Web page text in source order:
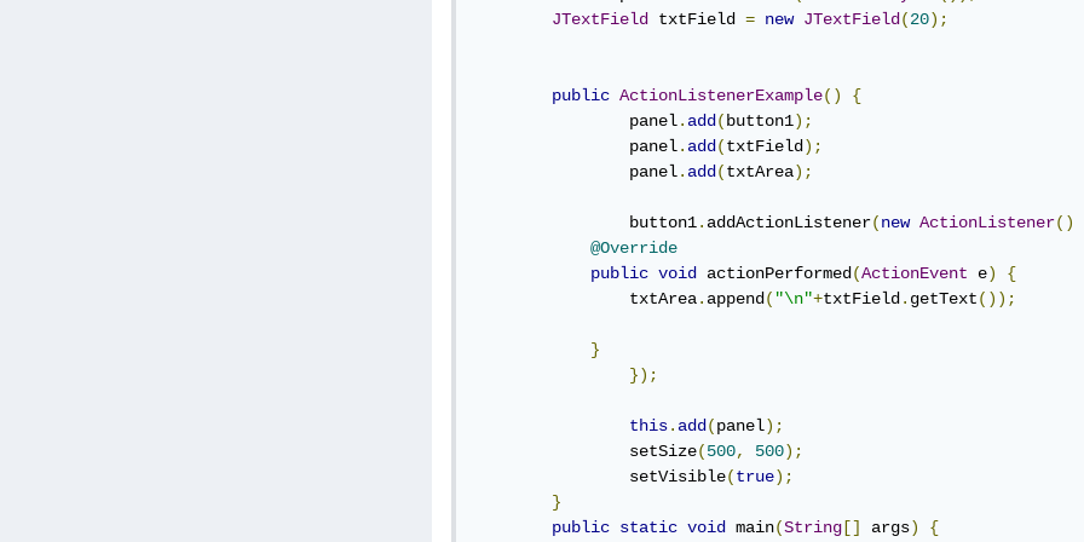
JTextField txtField = new JTextField(20);
public ActionListenerExample()
{
		panel
. add(button1);
		panel
. add(txtField);
		panel
. add(txtArea);
		button1
. addActionListener(new ActionListener()
@Override
public void actionPerformed(ActionEvent e)
{
            	txtArea
. append( "\n"+txtField. getText());
}
});
this. add(panel);
		setSize
(500, 500);
		setVisible
(true);
}
public static void main(String [] args) {